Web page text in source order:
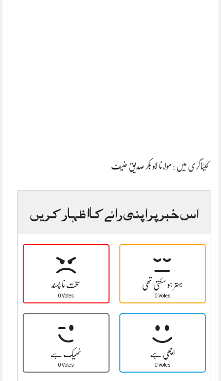
کیٹاگری میں : مولانا ابو بکر صدیق حنیف
اس خبر پر اپنی رائے کا اظہار کریں
سخت نا پسند
0 Votes
بہتر ہو سکتی تھی
0 Votes
ٹھیک ہے
0 Votes
اچھی ہے
0 Votes